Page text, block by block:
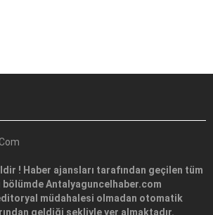
! Haber ajansları tarafından geçilen tüm
Antalyaguncelhaber.com
müdahalesi olmadan otomatik
geldiği şekliyle yer almaktadır.